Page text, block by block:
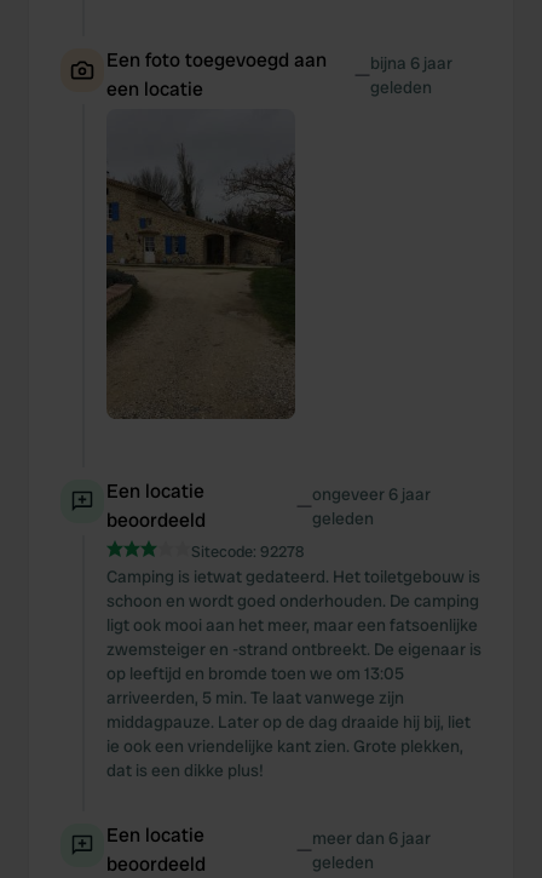
Een foto toegevoegd aan
een locatie
—bijna 6 jaar
geleden
Een locatie
beoordeeld
—ongeveer 6 jaar
geleden
Sitecode: 92278
Camping is ietwat gedateerd. Het toiletgebouw is
schoon en wordt goed onderhouden. De camping
ligt ook mooi aan het meer, maar een fatsoenlijke
zwemsteiger en -strand ontbreekt. De eigenaar is
op leeftijd en bromde toen we om 13:05
arriveerden, 5 min. Te laat vanwege zijn
middagpauze. Later op de dag draaide hij bij, liet
ie ook een vriendelijke kant zien. Grote plekken,
dat is een dikke plus!
Een locatie
beoordeeld
—meer dan 6 jaar
geleden